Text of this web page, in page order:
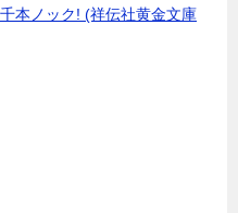
本ノック! (祥伝社黄金文庫